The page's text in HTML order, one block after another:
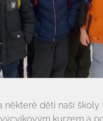
některé děti naší
kurzem a